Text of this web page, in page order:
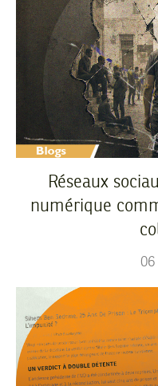
Réseaux
numérique
06